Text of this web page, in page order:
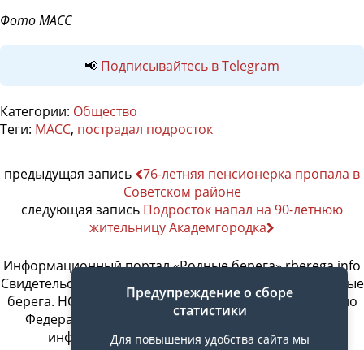
Фото МАСС
📢 Подписывайтесь в Telegram
Категории: Общество
Теги: МАСС, пострадал подросток
предыдущая запись
76-летняя пенсионерка пропала в
Советском районе
следующая запись Подросток напал на 90-летнюю
жительницу Академгородка
Информационный портал «Родные берега» rberega.info
Свидетельство о регистрации сетевого издания «Родные
берега. НСК»: Эл № ФС77-74717 от 11.01.2019 г., выдано
Федеральной службой по надзору в сфере связи,
информационных технологий и массовых
Предупреждение о сборе
статистики
Для повышения удобства сайта мы